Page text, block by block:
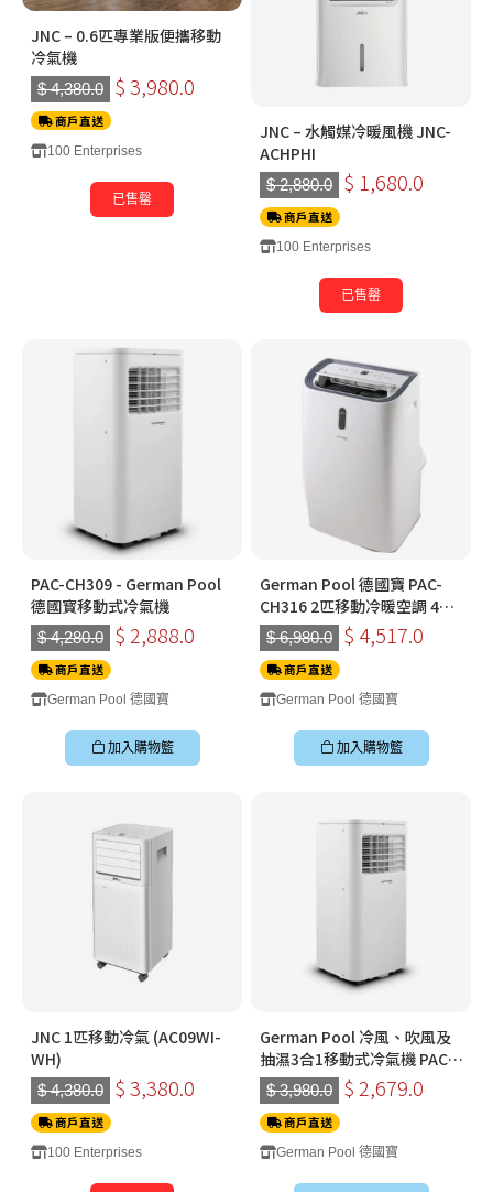
JNC – 0.6匹專業版便攜移動
冷氣機
$ 4,380.0 $ 3,980.0
商戶直送
100 Enterprises
已售罄
JNC – 水觸媒冷暖風機 JNC-
ACHPHI
$ 2,880.0 $ 1,680.0
商戶直送
100 Enterprises
已售罄
PAC-CH309 - German Pool
德國寳移動式冷氣機
$ 4,280.0 $ 2,888.0
商戶直送
German Pool 德國寶
加入購物籃
German Pool 德國寶 PAC-
CH316 2匹移動冷暖空調 4合
1 + 遙控
$ 6,980.0 $ 4,517.0
商戶直送
German Pool 德國寶
加入購物籃
JNC 1匹移動冷氣 (AC09WI-
WH)
$ 4,380.0 $ 3,380.0
商戶直送
100 Enterprises
German Pool 冷風、吹風及
抽濕3合1移動式冷氣機 PAC-
C209
$ 3,980.0 $ 2,679.0
商戶直送
German Pool 德國寶